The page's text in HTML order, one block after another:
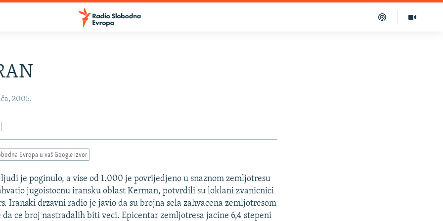
2005.
Evropa u vaš Google izvor
je poginulo, a vise od 1.000 je povrijedjeno u snaznom zemljotresu
jugoistocnu iransku oblast Kerman, potvrdili su loklani zvanicnici
Iranski drzavni radio je javio da su brojna sela zahvacena zemljotresom
da ce broj nastradalih biti veci. Epicentar zemljotresa jacine 6,4 stepeni